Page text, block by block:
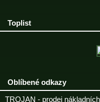
Toplist
Oblíbené odkazy
TROJAN - prodej